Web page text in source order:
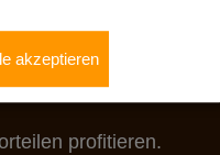
profitieren.
akzeptieren